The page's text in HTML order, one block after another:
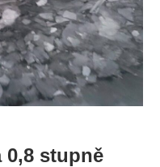
0,8 stupně